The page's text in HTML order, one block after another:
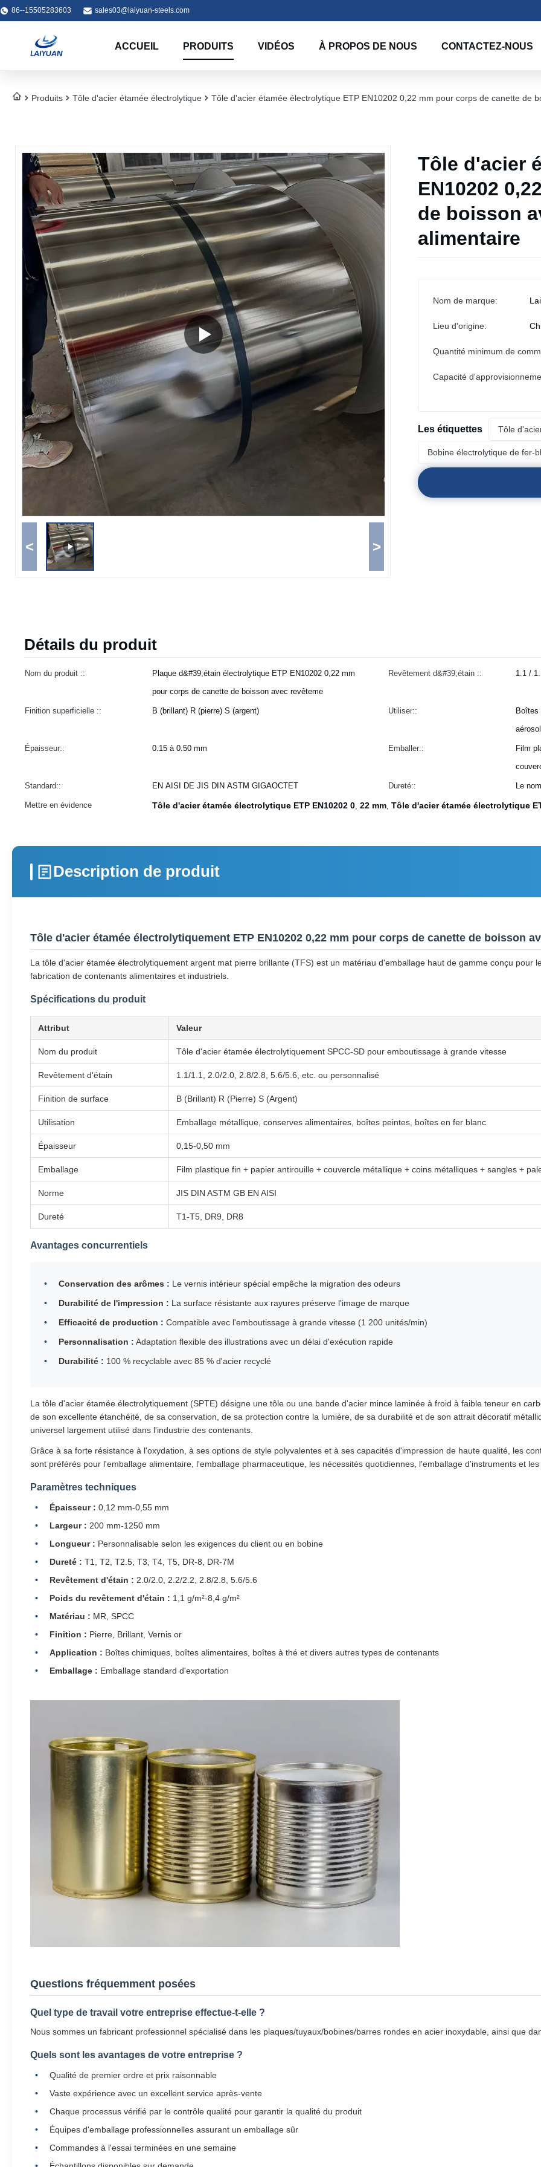
86--15505283603 sales03@laiyuan-steels.com
ACCUEIL PRODUITS VIDÉOS À PROPOS DE NOUS CONTACTEZ-NOUS
Produits Tôle d'acier étamée électrolytique Tôle d'acier étamée électrolytique ETP EN10202 0,22 mm pour corps de canette de
< >
Tôle d'acier
EN10202
de boisson
alimentaire
Nom de marque:
Lieu d'origine:
Quantité minimum de
Capacité
Les étiquettes Tôle
Bobine électrolytique de fer-
Détails du produit
Nom du produit ::
Plaque d&#39;étain électrolytique ETP EN10202 0,22 mm
pour corps de canette de boisson avec revêteme
Revêtement d&#39;étain :: 1.1 /
Finition superficielle :: B (brillant) R (pierre) S (argent) Utiliser::
Boîtes
Épaisseur:: 0.15 à 0.50 mm Emballer::
Film
Standard:: EN AISI DE JIS DIN ASTM GIGAOCTET Dureté:: Le
Mettre en évidence Tôle d'acier étamée électrolytique ETP EN10202 0, 22 mm, Tôle d'acier étamée électrolytique
Description de produit
Tôle d'acier étamée électrolytiquement ETP EN10202 0,22 mm pour corps de canette de boisson
La tôle d'acier étamée électrolytiquement argent mat pierre brillante (TFS) est un matériau d'emballage haut de gamme conçu pour
fabrication de contenants alimentaires et industriels.
Spécifications du produit
Attribut Valeur
Nom du produit Tôle d'acier étamée électrolytiquement SPCC-SD pour emboutissage à grande vitesse
Revêtement d'étain 1.1/1.1, 2.0/2.0, 2.8/2.8, 5.6/5.6, etc. ou personnalisé
Finition de surface B (Brillant) R (Pierre) S (Argent)
Utilisation Emballage métallique, conserves alimentaires, boîtes peintes, boîtes en fer blanc
Épaisseur 0,15-0,50 mm
Emballage Film plastique fin + papier antirouille + couvercle métallique + coins métalliques + sangles +
Norme JIS DIN ASTM GB EN AISI
Dureté T1-T5, DR9, DR8
Avantages concurrentiels
Conservation des arômes : Le vernis intérieur spécial empêche la migration des odeurs
Durabilité de l'impression : La surface résistante aux rayures préserve l'image de marque
Efficacité de production : Compatible avec l'emboutissage à grande vitesse (1 200 unités/min)
Personnalisation : Adaptation flexible des illustrations avec un délai d'exécution rapide
Durabilité : 100 % recyclable avec 85 % d'acier recyclé
La tôle d'acier étamée électrolytiquement (SPTE) désigne une tôle ou une bande d'acier mince laminée à froid à faible teneur en
de son excellente étanchéité, de sa conservation, de sa protection contre la lumière, de sa durabilité et de son attrait décoratif
universel largement utilisé dans l'industrie des contenants.
Grâce à sa forte résistance à l'oxydation, à ses options de style polyvalentes et à ses capacités d'impression de haute qualité, les
sont préférés pour l'emballage alimentaire, l'emballage pharmaceutique, les nécessités quotidiennes, l'emballage d'instruments et les
Paramètres techniques
Épaisseur : 0,12 mm-0,55 mm
Largeur : 200 mm-1250 mm
Longueur : Personnalisable selon les exigences du client ou en bobine
Dureté : T1, T2, T2.5, T3, T4, T5, DR-8, DR-7M
Revêtement d'étain : 2.0/2.0, 2.2/2.2, 2.8/2.8, 5.6/5.6
Poids du revêtement d'étain : 1,1 g/m²-8,4 g/m²
Matériau : MR, SPCC
Finition : Pierre, Brillant, Vernis or
Application : Boîtes chimiques, boîtes alimentaires, boîtes à thé et divers autres types de contenants
Emballage : Emballage standard d'exportation
Questions fréquemment posées
Quel type de travail votre entreprise effectue-t-elle ?
Nous sommes un fabricant professionnel spécialisé dans les plaques/tuyaux/bobines/barres rondes en acier inoxydable, ainsi que
Quels sont les avantages de votre entreprise ?
Qualité de premier ordre et prix raisonnable
Vaste expérience avec un excellent service après-vente
Chaque processus vérifié par le contrôle qualité pour garantir la qualité du produit
Équipes d'emballage professionnelles assurant un emballage sûr
Commandes à l'essai terminées en une semaine